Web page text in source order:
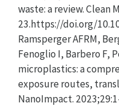
waste: a review. Clean
23.https://doi.org/
Ramsperger AFRM,
Fenoglio I, Barbero F,
microplastics: a
exposure routes,
NanoImpact.